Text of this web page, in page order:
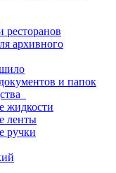
ресторанов
архивного
и папок
жидкости
ленты
ручки